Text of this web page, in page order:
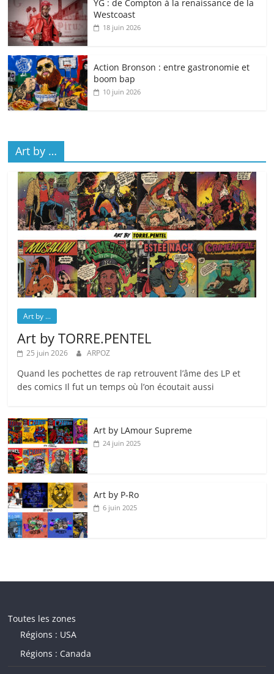
YG : de Compton à la renaissance de la
Westcoast
18 juin 2026
Action Bronson : entre gastronomie et
boom bap
10 juin 2026
Art by …
Art by ...
Art by TORRE.PENTEL
25 juin 2026 ARPOZ
Quand les pochettes de rap retrouvent l’âme des LP et
des comics Il fut un temps où l’on écoutait aussi
Art by LAmour Supreme
24 juin 2025
Art by P‑Ro
6 juin 2025
Toutes les zones
Régions : USA
Régions : Canada